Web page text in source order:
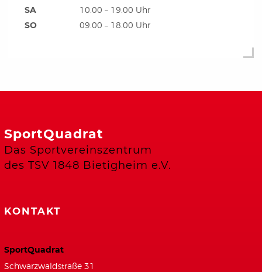
SA 10.00 – 19.00 Uhr
SO 09.00 – 18.00 Uhr
SportQuadrat
Das Sportvereinszentrum
des TSV 1848 Bietigheim e.V.
KONTAKT
SportQuadrat
Schwarzwaldstraße 31